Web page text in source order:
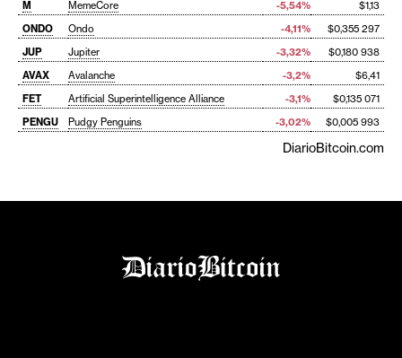
M
MemeCore -5,54%
$1,13
ONDO
Ondo -4,11%
$0,355 297
JUP
Jupiter -3,32%
$0,180 938
AVAX
Avalanche -3,2%
$6,41
FET
Artificial Superintelligence Alliance -3,1%
$0,135 071
PENGU
Pudgy Penguins -3,02% $0,005 993
DiarioBitcoin.com